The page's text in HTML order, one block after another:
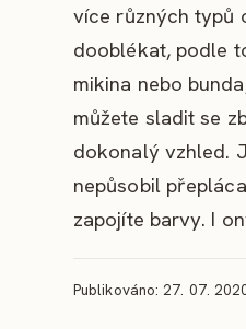
více různých typů
dooblékat, podle
mikina nebo
můžete sladit se
dokonalý vzhled.
nepůsobil
zapojíte barvy. I
Publikováno: 27. 07.